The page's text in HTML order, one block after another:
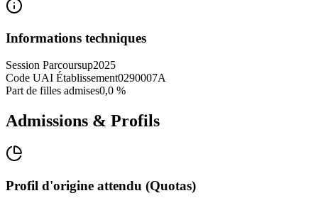
Informations techniques
Session Parcoursup2025
Code UAI Établissement0290007A
Part de filles admises0,0 %
Admissions & Profils
Profil d'origine attendu (Quotas)